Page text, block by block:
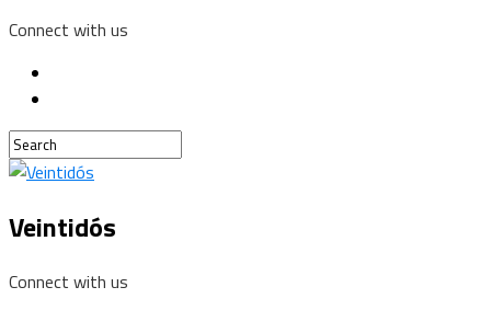
Connect with us
Veintidós
Connect with us